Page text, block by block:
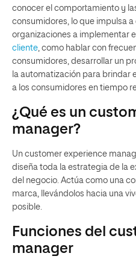
conocer el comportamiento y
consumidores, lo que impulsa
organizaciones a implementar
cliente , como hablar con
consumidores, desarrollar un
la automatización para brindar
a los consumidores en tiempo
¿Qué es un
manager?
Un customer experience
diseña toda la estrategia de la
del negocio. Actúa como una
marca, llevándolos hacia una
posible.
Funciones del
manager